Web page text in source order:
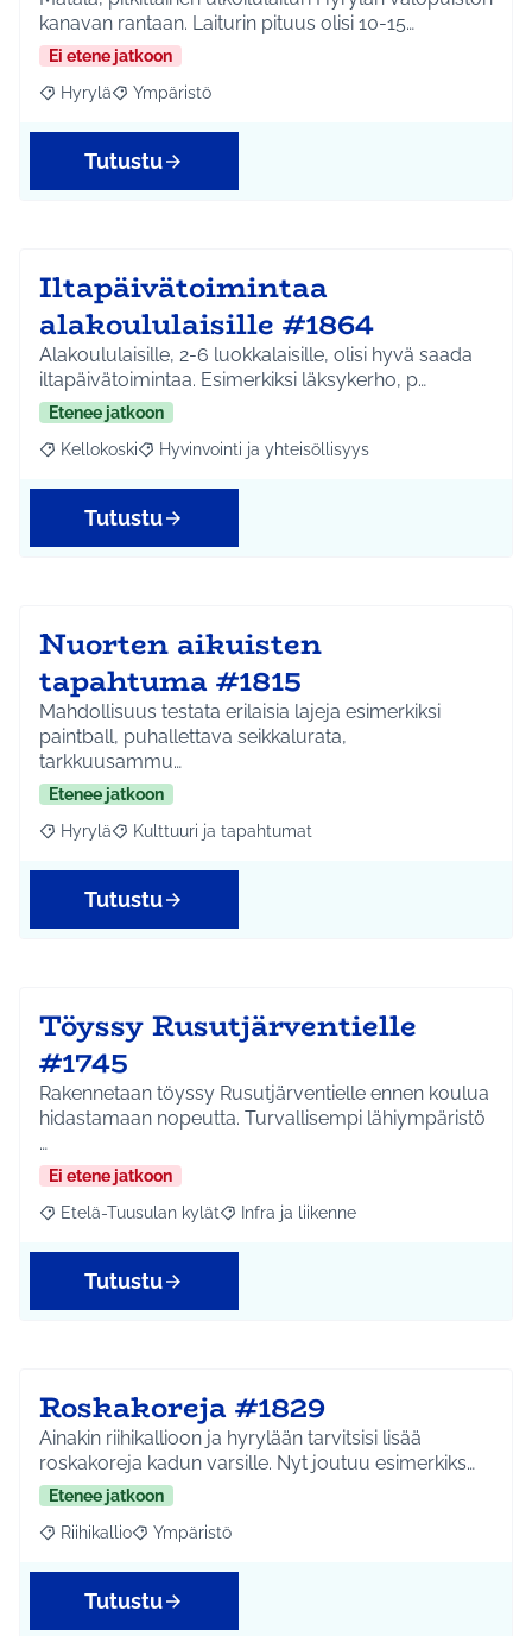
kanavan rantaan. Laiturin pituus olisi 10-15…
Ei etene jatkoon
Rajaa tulokset aihepiirin mukaan: Hyrylä
Hyrylä Rajaa tulokset teeman mukaan: Ympäristö
Ympäristö
Tutustu
Iltapäivätoimintaa
alakoululaisille #1864
Alakoululaisille, 2-6 luokkalaisille, olisi hyvä saada
iltapäivätoimintaa. Esimerkiksi läksykerho, p…
Etenee jatkoon
Rajaa tulokset aihepiirin mukaan: Kellokoski
Kellokoski Rajaa tulokset teeman mukaan: Hyvinvointi ja
Hyvinvointi ja yhteisöllisyys
Tutustu
Nuorten aikuisten
tapahtuma #1815
Mahdollisuus testata erilaisia lajeja esimerkiksi
paintball, puhallettava seikkalurata,
tarkkuusammu…
Etenee jatkoon
Rajaa tulokset aihepiirin mukaan: Hyrylä
Hyrylä Rajaa tulokset teeman mukaan: Kulttuuri ja
Kulttuuri ja tapahtumat
Tutustu
Töyssy Rusutjärventielle
#1745
Rakennetaan töyssy Rusutjärventielle ennen koulua
hidastamaan nopeutta. Turvallisempi lähiympäristö
…
Ei etene jatkoon
Rajaa tulokset aihepiirin mukaan: Etelä-Tuusulan kylät
Etelä-Tuusulan kylät Rajaa tulokset teeman mukaan: Infra ja
Infra ja liikenne
Tutustu
Roskakoreja #1829
Ainakin riihikallioon ja hyrylään tarvitsisi lisää
roskakoreja kadun varsille. Nyt joutuu esimerkiks…
Etenee jatkoon
Rajaa tulokset aihepiirin mukaan: Riihikallio
Riihikallio Rajaa tulokset teeman mukaan: Ympäristö
Ympäristö
Tutustu